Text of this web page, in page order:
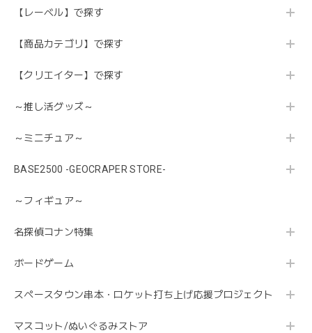
【レーベル】で探す
【商品カテゴリ】で探す
【クリエイター】で探す
～推し活グッズ～
～ミニチュア～
BASE2500 -GEOCRAPER STORE-
～フィギュア～
名探偵コナン特集
ボードゲーム
スペースタウン串本・ロケット打ち上げ応援プロジェクト
マスコット/ぬいぐるみストア